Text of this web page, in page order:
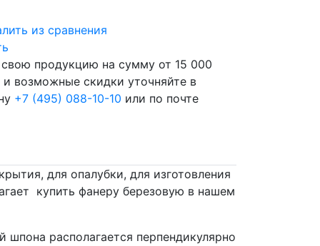
из сравнения
продукцию на сумму от 15 000
и возможные скидки уточняйте в
+7 (495) 088-10-10 или по почте
для опалубки, для изготовления
купить фанеру березовую в нашем
располагается перпендикулярно